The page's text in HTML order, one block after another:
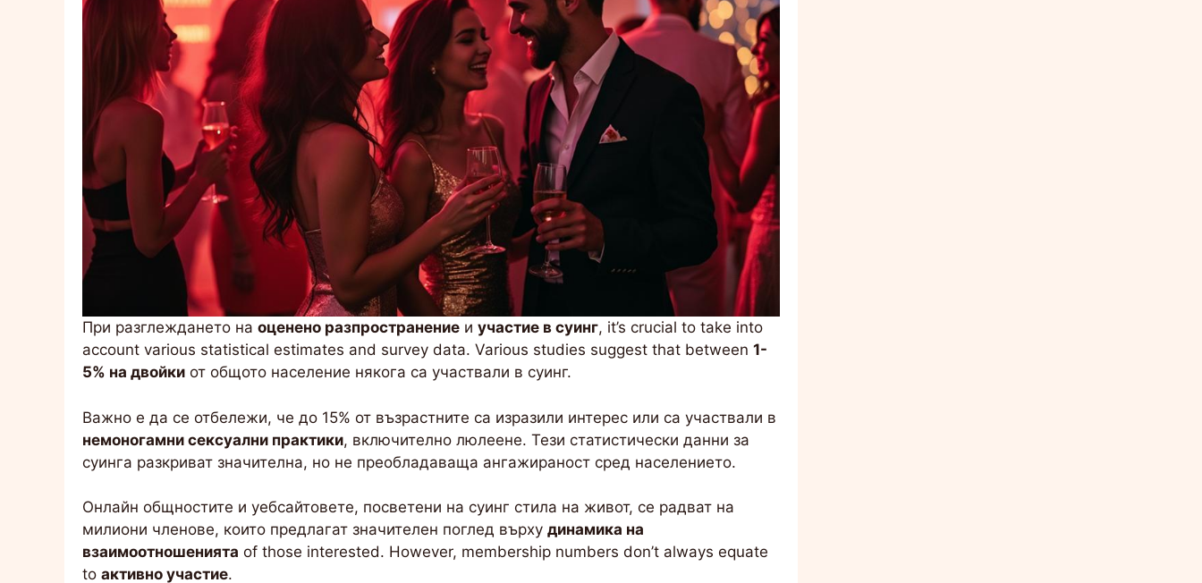
При разглеждането на оценено разпространение и участие в суинг, it’s crucial to take into
account various statistical estimates and survey data. Various studies suggest that between 1-
5% на двойки от общото население някога са участвали в суинг.
Важно е да се отбележи, че до 15% от възрастните са изразили интерес или са участвали в
немоногамни сексуални практики, включително люлеене. Тези статистически данни за
суинга разкриват значителна, но не преобладаваща ангажираност сред населението.
Онлайн общностите и уебсайтовете, посветени на суинг стила на живот, се радват на
милиони членове, които предлагат значителен поглед върху динамика на
взаимоотношенията of those interested. However, membership numbers don’t always equate
to активно участие.